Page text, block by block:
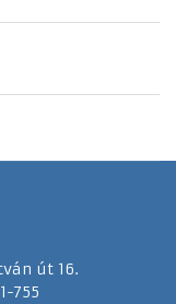
út 16.
755